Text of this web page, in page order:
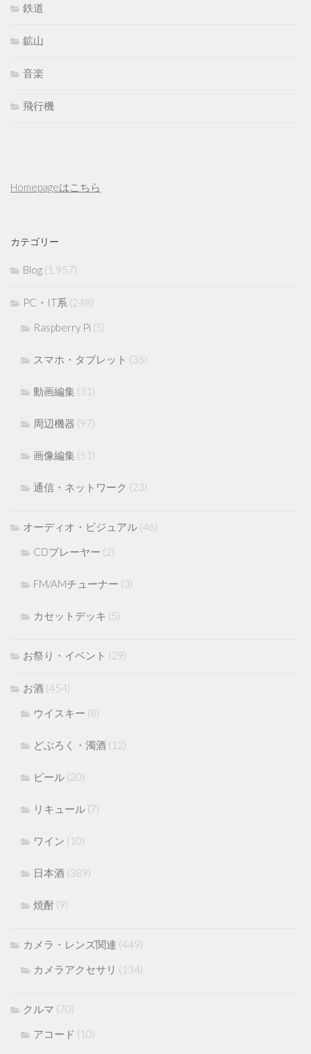
鉄道
鉱山
音楽
飛行機
Homepageはこちら
カテゴリー
Blog (1,957)
PC・IT系 (248)
Raspberry Pi (5)
スマホ・タブレット (36)
動画編集 (31)
周辺機器 (97)
画像編集 (51)
通信・ネットワーク (23)
オーディオ・ビジュアル (46)
CDプレーヤー (2)
FM/AMチューナー (3)
カセットデッキ (5)
お祭り・イベント (29)
お酒 (454)
ウイスキー (8)
どぶろく・濁酒 (12)
ビール (20)
リキュール (7)
ワイン (10)
日本酒 (389)
焼酎 (9)
カメラ・レンズ関連 (449)
カメラアクセサリ (134)
クルマ (70)
アコード (10)